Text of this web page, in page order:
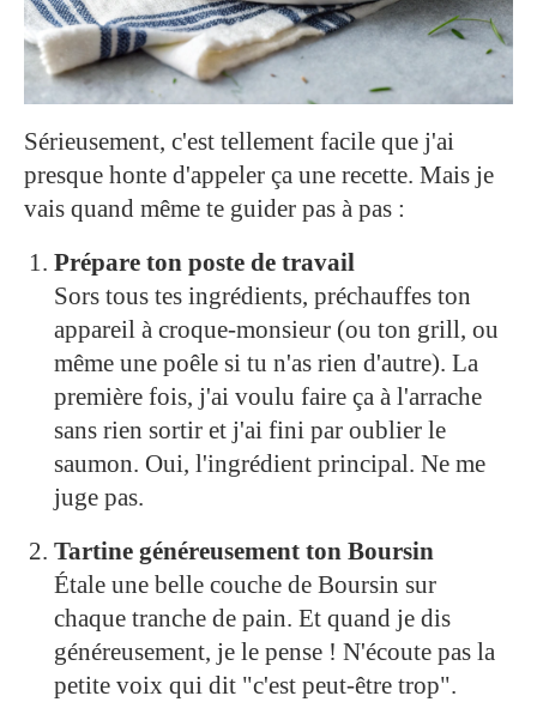
Sérieusement, c'est tellement facile que j'ai
presque honte d'appeler ça une recette. Mais je
vais quand même te guider pas à pas :
Prépare ton poste de travail
Sors tous tes ingrédients, préchauffes ton
appareil à croque-monsieur (ou ton grill, ou
même une poêle si tu n'as rien d'autre). La
première fois, j'ai voulu faire ça à l'arrache
sans rien sortir et j'ai fini par oublier le
saumon. Oui, l'ingrédient principal. Ne me
juge pas.
Tartine généreusement ton Boursin
Étale une belle couche de Boursin sur
chaque tranche de pain. Et quand je dis
généreusement, je le pense ! N'écoute pas la
petite voix qui dit "c'est peut-être trop".